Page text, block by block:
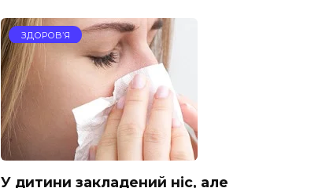
ЗДОРОВ’Я
У дитини закладений ніс, але